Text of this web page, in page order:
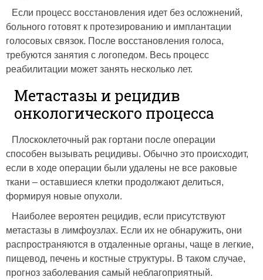
Если процесс восстановления идет без осложнений,
больного готовят к протезированию и имплантации
голосовых связок. После восстановления голоса,
требуются занятия с логопедом. Весь процесс
реабилитации может занять несколько лет.
Метастазы и рецидив
онкологического процесса
Плоскоклеточный рак гортани после операции
способен вызывать рецидивы. Обычно это происходит,
если в ходе операции были удалены не все раковые
ткани – оставшиеся клетки продолжают делиться,
формируя новые опухоли.
Наиболее вероятен рецидив, если присутствуют
метастазы в лимфоузлах. Если их не обнаружить, они
распространяются в отдаленные органы, чаще в легкие,
пищевод, печень и костные структуры. В таком случае,
прогноз заболевания самый неблагоприятный.